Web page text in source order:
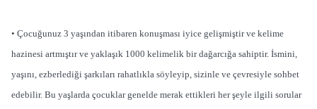
• Çocuğunuz 3 yaşından itibaren konuşması iyice gelişmiştir ve kelime
hazinesi artmıştır ve yaklaşık 1000 kelimelik bir dağarcığa sahiptir. İsmini,
yaşını, ezberlediği şarkıları rahatlıkla söyleyip, sizinle ve çevresiyle sohbet
edebilir. Bu yaşlarda çocuklar genelde merak ettikleri her şeyle ilgili sorular